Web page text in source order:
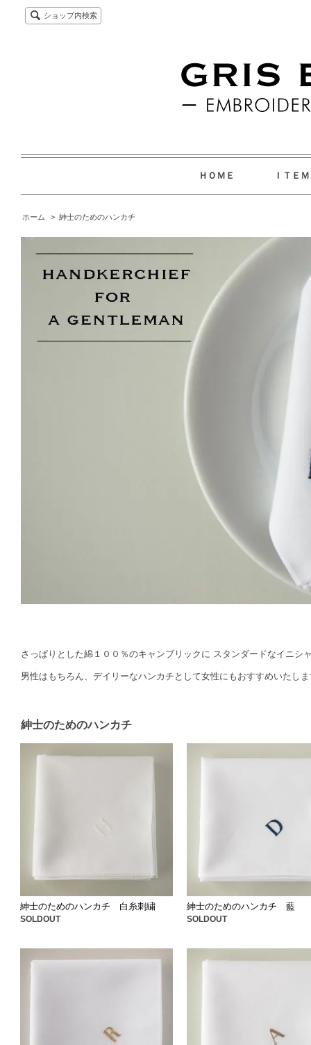
ショップ内検索
ＨＯＭＥ ＩＴＥ
ホーム > 紳士のためのハンカチ
さっぱりとした綿１００％のキャンブリックに スタンダードなイニシ
男性はもちろん、デイリーなハンカチとして女性にもおすすめいたし
紳士のためのハンカチ
紳士のためのハンカチ 白糸刺繍
SOLDOUT
紳士のためのハンカチ 藍
SOLDOUT